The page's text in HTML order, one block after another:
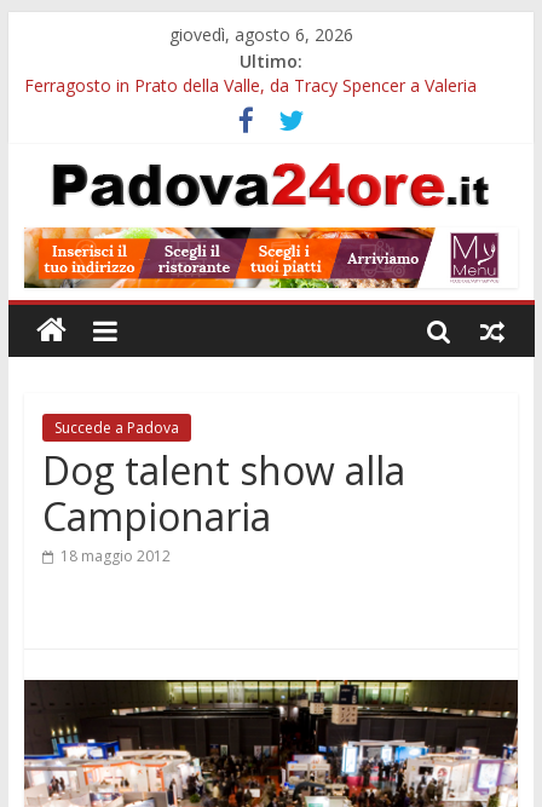
giovedì, agosto 6, 2026
Ultimo:
Ferragosto in Prato della Valle, da Tracy Spencer a Valeria
Euganea Film Festival 2026: 49 opere e 18 anteprime nei Colli
Euganei
Notturni padovani al Museo della Natura e dell’Uomo: date e
Organi in 3D al MUSME: il corpo umano si esplora con i visori
VR
Musei gratis a Padova per tutto agosto: chi entra e quali sedi
visitare
Succede a Padova
Dog talent show alla
Campionaria
18 maggio 2012